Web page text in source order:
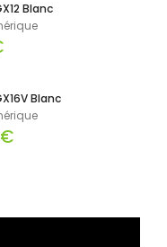
Blanc
Blanc